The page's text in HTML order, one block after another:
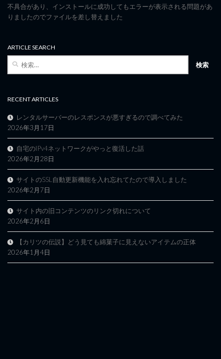
不具合があり、インストールに成功してもエラーが表示される問題があ
りましたのでファイルを差し替えました
ARTICLE SEARCH
検
RECENT ARTICLES
レンタルサーバーのレスポンスが悪すぎるので調べてみた
2026年3月17日
自宅のIPv4ネットワークがやっと復活した話
2026年2月28日
サイトのSSL自動更新機能を入れ忘れてたので導入しました
2026年2月7日
サイト内の旧コンテンツのリンク切れについて
2026年2月6日
【カリツの伝説】どう見ても綿菓子に見えないアイテムの正体
2026年1月4日